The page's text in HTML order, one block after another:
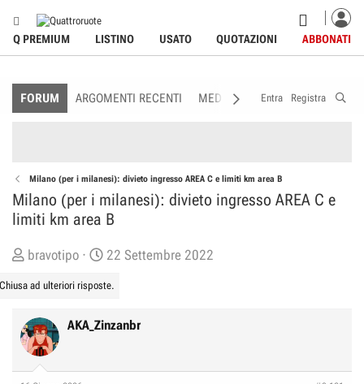
Q PREMIUM LISTINO USATO QUOTAZIONI ABBONATI
FORUM ARGOMENTI RECENTI MEDIA MEMBRI
Entra Registra
Milano (per i milanesi): divieto ingresso AREA C e limiti km area B
Milano (per i milanesi): divieto ingresso AREA C e
limiti km area B
C
e
t
o
r
bravotipo
D
t
d
I
22 Settembre 2022
ad ulteriori risposte.
AKA_Zinzanbr